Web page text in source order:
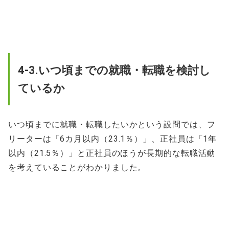
4-3.いつ頃までの就職・転職を検討し
ているか
いつ頃までに就職・転職したいかという設問では、フ
リーターは「6カ月以内（23.1％）」、正社員は「1年
以内（21.5％）」と正社員のほうが長期的な転職活動
を考えていることがわかりました。